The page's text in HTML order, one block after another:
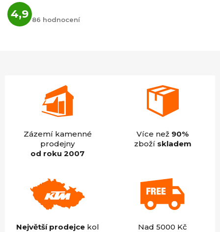
4,9 hodnocení
obchodu
86 hodnocení
Zázemí kamenné
prodejny
od roku 2007
Více než 90%
zboží skladem
Největší prodejcekol
Nad 5000 Kč